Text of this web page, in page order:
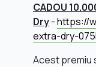
CADOU
Dry-https://
extra-dry-075l
Acest premiu